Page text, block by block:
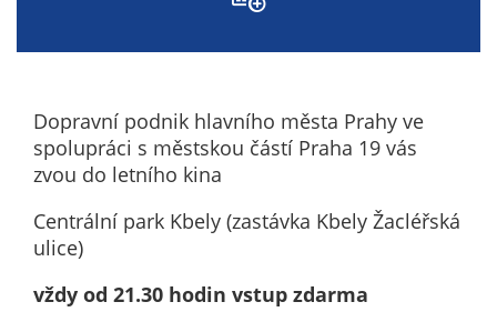
Dopravní podnik hlavního města Prahy ve
spolupráci s městskou částí Praha 19 vás
zvou do letního kina
Centrální park Kbely (zastávka Kbely Žacléřská
ulice)
vždy od 21.30 hodin vstup zdarma
aktivovány.
Analytické
cookies
cookies nám
výkonu